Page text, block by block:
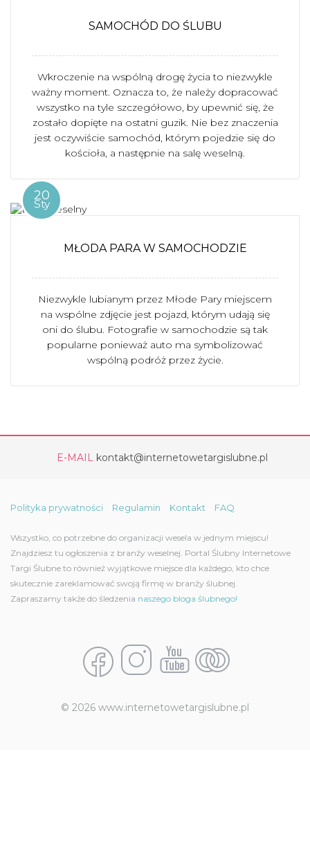
SAMOCHÓD DO ŚLUBU
Wkroczenie na wspólną drogę życia to niezwykle
ważny moment. Oznacza to, że należy dopracować
wszystko na tyle szczegółowo, by upewnić się, że
zostało dopięte na ostatni guzik. Nie bez znaczenia
jest oczywiście samochód, którym pojedzie się do
kościoła, a następnie na salę weselną.
20
Sty
MŁODA PARA W SAMOCHODZIE
Niezwykle lubianym przez Młode Pary miejscem
na wspólne zdjęcie jest pojazd, którym udają się
oni do ślubu. Fotografie w samochodzie są tak
popularne ponieważ auto ma symbolizować
wspólną podróż przez życie.
E-MAIL kontakt@internetowetargislubne.pl
Polityka prywatności Regulamin Kontakt FAQ
Wszystko, co potrzebne do organizacji wesela w jednym miejscu!
Znajdziesz tu ogłoszenia z branży weselnej. Portal Ślubny Internetowe
Targi Ślubne to również wyjątkowe miejsce dla każdego, kto chce
skutecznie zareklamować swoją firmę w branży ślubnej.
Zapraszamy także do śledzenia naszego bloga ślubnego!
© 2026 www.internetowetargislubne.pl